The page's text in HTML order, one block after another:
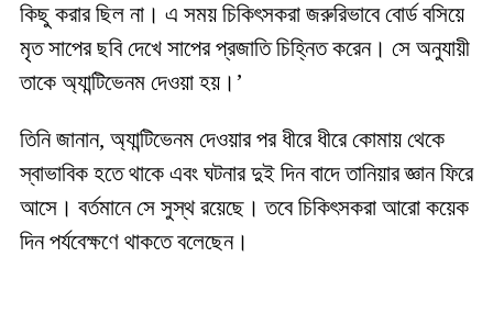
কিছু করার ছিল না। এ সময় চিকিৎসকরা জরুরিভাবে বোর্ড বসিয়ে
মৃত সাপের ছবি দেখে সাপের প্রজাতি চিহ্নিত করেন। সে অনুযায়ী
তাকে অ্যান্টিভেনম দেওয়া হয়।’
তিনি জানান, অ্যান্টিভেনম দেওয়ার পর ধীরে ধীরে কোমায় থেকে
স্বাভাবিক হতে থাকে এবং ঘটনার দুই দিন বাদে তানিয়ার জ্ঞান ফিরে
আসে। বর্তমানে সে সুস্থ রয়েছে। তবে চিকিৎসকরা আরো কয়েক
দিন পর্যবেক্ষণে থাকতে বলেছেন।